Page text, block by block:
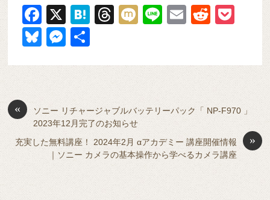
F
a
c
e
o
o
k
X
H
n
T
a
d
s
M
Li
E
R
di et
Bl
y
M
n
g
er
«
ソニー リチャージャブルバッテリーパック「 NP-F970 」
2023年12月完了のお知らせ
»
充実した無料講座！ 2024年2月 αアカデミー 講座開催情報
｜ソニー カメラの基本操作から学べるカメラ講座